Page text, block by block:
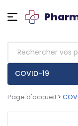
COVID-19
Page d'accueil >